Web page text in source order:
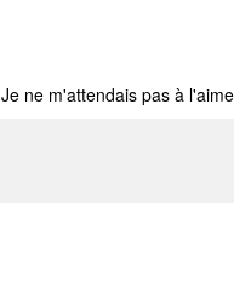
Je ne m'attendais pas à